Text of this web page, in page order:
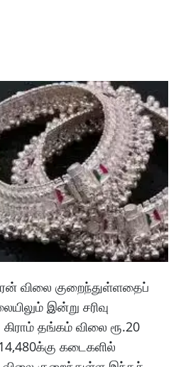
விலை குறைந்துள்ளதைப்
இன்று சரிவு
தங்கம் விலை ரூ.20
கடைகளில்